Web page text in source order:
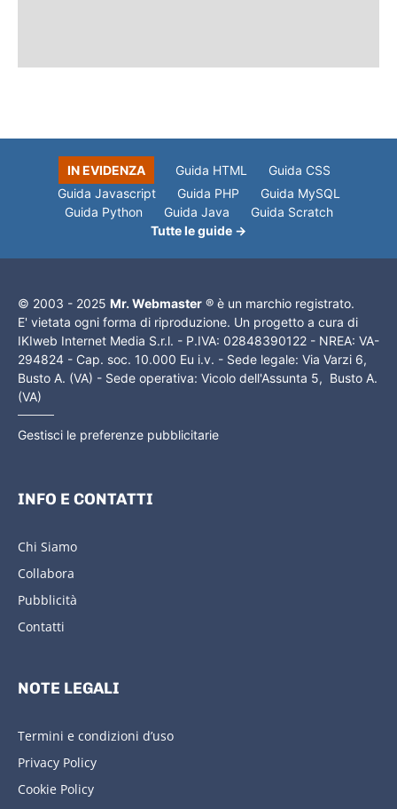
IN EVIDENZA Guida HTML
Guida CSS
Guida Javascript
Guida PHP
Guida MySQL
Guida Python
Guida Java
Guida Scratch
Tutte le guide →
© 2003 - 2025 Mr. Webmaster ® è un marchio registrato.
E' vietata ogni forma di riproduzione. Un progetto a cura di
IKIweb Internet Media S.r.l. - P.IVA: 02848390122 - NREA: VA-
294824 - Cap. soc. 10.000 Eu i.v. - Sede legale: Via Varzi 6,
Busto A. (VA) - Sede operativa: Vicolo dell'Assunta 5, Busto A.
(VA)
Gestisci le preferenze pubblicitarie
INFO E CONTATTI
Chi Siamo
Collabora
Pubblicità
Contatti
NOTE LEGALI
Termini e condizioni d’uso
Privacy Policy
Cookie Policy